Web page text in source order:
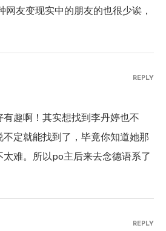
网友变现实中的朋友的也很少诶，
趣啊！其实想找到李丹婷也不
定就能找到了，毕竟你知道她那
难。所以po主后来去念德语系了
REPLY
REPLY